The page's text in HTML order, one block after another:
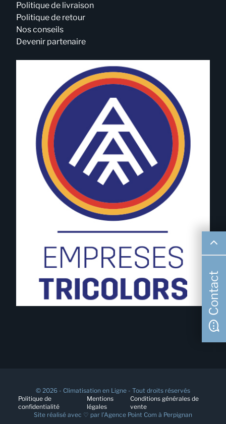
Politique de livraison
Politique de retour
Nos conseils
Devenir partenaire
© 2026 - Climatisation en Ligne - Tout droits réservés
Politique de
confidentialité
Mentions
légales
Conditions générales de
vente
Site réalisé avec ♡ par l’Agence Point Com à Perpignan
Contact